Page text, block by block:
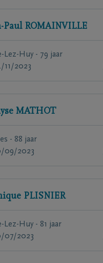
Paul ROMAINVILLE
Lez-Huy - 79 jaar
11/2023
MATHOT
- 88 jaar
09/2023
PLISNIER
Lez-Huy - 81 jaar
07/2023